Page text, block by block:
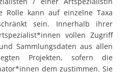
Rolle kann auf einzelne Taxa
sein. Innerhalb ihrer
vollen Zugriff
Sammlungsdaten aus allen
Projekten, sofern die
dem zustimmen. Sie